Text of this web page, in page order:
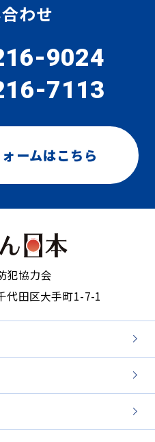
わせ
9024
7113
ームはこちら
犯協力会
代田区大手町1-7-1